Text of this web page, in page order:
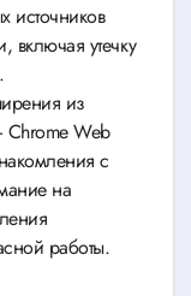
источников
включая утечку
из
Chrome Web
с
на
работы.